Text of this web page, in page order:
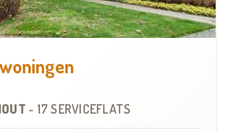
- 17 SERVICEFLATS